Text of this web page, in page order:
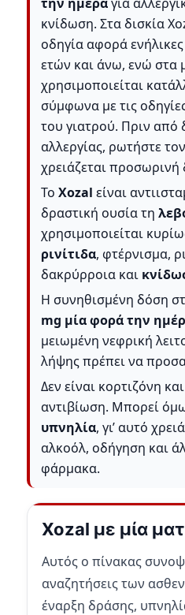
κνίδωση. Στα δισκία
οδηγία αφορά
ετών και άνω, ενώ στα
χρησιμοποιείται
σύμφωνα με τις
του γιατρού. Πριν από
αλλεργίας, ρωτήστε
χρειάζεται προσωρινή
Το Xozal είναι
δραστική ουσία τη
χρησιμοποιείται
ρινίτιδα, φτέρνισμα,
δακρύρροια και
Η συνηθισμένη δόση
mg μία φορά την
μειωμένη νεφρική
λήψης πρέπει να
Δεν είναι κορτιζόνη
αντιβίωση. Μπορεί
υπνηλία, γι’ αυτό
αλκοόλ, οδήγηση και
φάρμακα.
Xozal με μία
Αυτός ο πίνακας
αναζητήσεις των
έναρξη δράσης,